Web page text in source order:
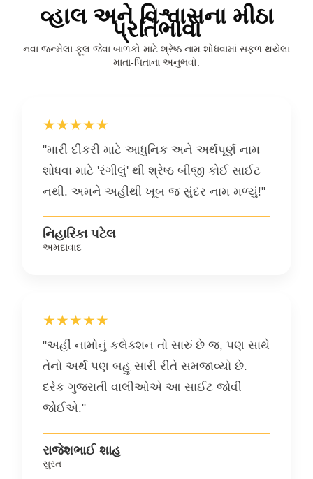
વ્હાલ અને વિશ્વાસના મીઠા
પ્રતિભાવો
નવા જન્મેલા ફૂલ જેવા બાળકો માટે શ્રેષ્ઠ નામ શોધવામાં સફળ થયેલા
માતા-પિતાના અનુભવો.
★★★★★
"મારી દીકરી માટે આધુનિક અને અર્થપૂર્ણ નામ
શોધવા માટે 'રંગીલું' થી શ્રેષ્ઠ બીજી કોઈ સાઈટ
નથી. અમને અહીંથી ખૂબ જ સુંદર નામ મળ્યું!"
નિહારિકા પટેલ
અમદાવાદ
★★★★★
"અહીં નામોનું કલેક્શન તો સારું છે જ, પણ સાથે
તેનો અર્થ પણ બહુ સારી રીતે સમજાવ્યો છે.
દરેક ગુજરાતી વાલીઓએ આ સાઈટ જોવી
જોઈએ."
રાજેશભાઈ શાહ
સુરત